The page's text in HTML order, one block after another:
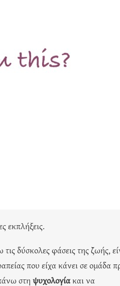
εκπλήξεις.
δύσκολες φάσεις της ζωής,
που είχα κάνει σε ομάδα
στη ψυχολογίακαι να